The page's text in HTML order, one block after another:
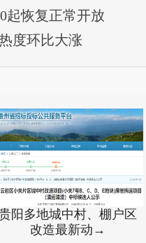
起恢复正常开放
度环比大涨
阳多地城中村、棚户区
改造最新动→